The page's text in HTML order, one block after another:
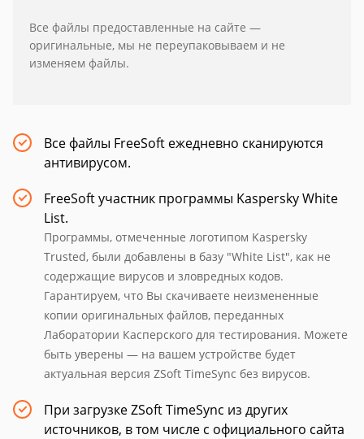
Все файлы предоставленные на сайте —
оригинальные, мы не переупаковываем и не
изменяем файлы.
Все файлы FreeSoft ежедневно сканируются
антивирусом.
FreeSoft участник программы Kaspersky White
List.
Программы, отмеченные логотипом Kaspersky
Trusted, были добавлены в базу "White List", как не
содержащие вирусов и зловредных кодов.
Гарантируем, что Вы скачиваете неизмененные
копии оригинальных файлов, переданных
Лаборатории Касперского для тестирования. Можете
быть уверены — на вашем устройстве будет
актуальная версия ZSoft TimeSync без вирусов.
При загрузке ZSoft TimeSync из других
источников, в том числе с официального сайта